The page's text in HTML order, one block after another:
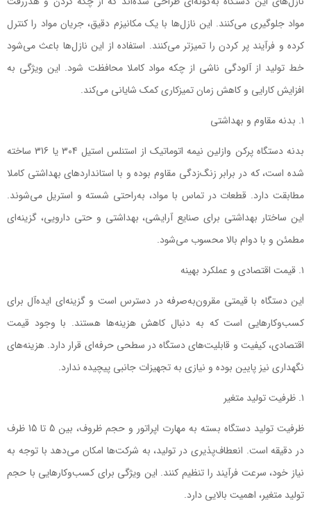
مواد جلوگیری می‌کنند. این نازل‌ها با یک مکانیزم دقیق، جریان مواد را کنترل
کرده و فرآیند پر کردن را تمیزتر می‌کنند. استفاده از این نازل‌ها باعث می‌شود
خط تولید از آلودگی ناشی از چکه مواد کاملا محافظت شود. این ویژگی به
افزایش کارایی و کاهش زمان تمیزکاری کمک شایانی می‌کند.
بدنه مقاوم و بهداشتی
بدنه دستگاه پرکن وازلین نیمه اتوماتیک از استنلس استیل 304 یا 316 ساخته
شده است، که در برابر زنگ‌زدگی مقاوم بوده و با استانداردهای بهداشتی کاملا
مطابقت دارد. قطعات در تماس با مواد، به‌راحتی شسته و استریل می‌شوند.
این ساختار بهداشتی برای صنایع آرایشی، بهداشتی و حتی دارویی، گزینه‌ای
مطمئن و با دوام بالا محسوب می‌شود.
قیمت اقتصادی و عملکرد بهینه
این دستگاه با قیمتی مقرون‌به‌صرفه در دسترس است و گزینه‌ای ایده‌آل برای
کسب‌وکارهایی است که به دنبال کاهش هزینه‌ها هستند. با وجود قیمت
اقتصادی، کیفیت و قابلیت‌های دستگاه در سطحی حرفه‌ای قرار دارد. هزینه‌های
نگهداری نیز پایین بوده و نیازی به تجهیزات جانبی پیچیده ندارد.
ظرفیت تولید متغیر
ظرفیت تولید دستگاه بسته به مهارت اپراتور و حجم ظروف، بین 5 تا 15 ظرف
در دقیقه است. انعطاف‌پذیری در تولید، به شرکت‌ها امکان می‌دهد با توجه به
نیاز خود، سرعت فرآیند را تنظیم کنند. این ویژگی برای کسب‌وکارهایی با حجم
تولید متغیر، اهمیت بالایی دارد.